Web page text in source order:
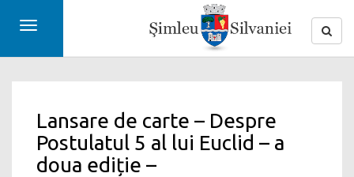
Toggle
Lansare de carte – Despre
Postulatul 5 al lui Euclid – a
doua ediție –